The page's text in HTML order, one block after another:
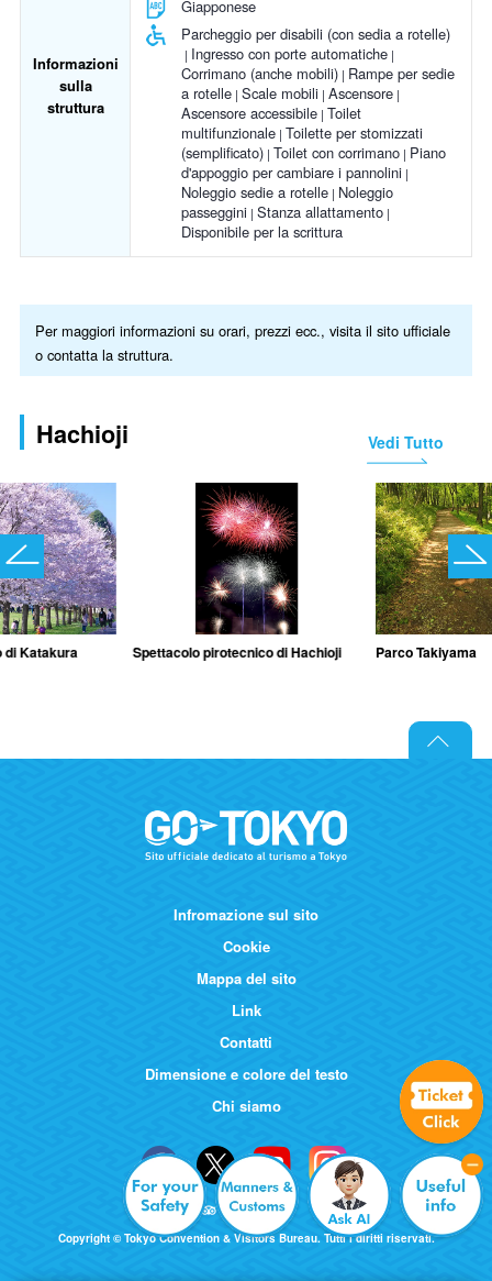
Informazioni
sulla
struttura
Giapponese
Parcheggio per disabili (con sedia a rotelle)
Ingresso con porte automatiche
Corrimano (anche mobili) Rampe per sedie
a rotelle Scale mobili Ascensore
Ascensore accessibile Toilet
multifunzionale Toilette per stomizzati
(semplificato) Toilet con corrimano Piano
d'appoggio per cambiare i pannolini
Noleggio sedie a rotelle Noleggio
passeggini Stanza allattamento
Disponibile per la scrittura
Per maggiori informazioni su orari, prezzi ecc., visita il sito ufficiale
o contatta la struttura.
Hachioji Vedi Tutto
di Katakura Spettacolo pirotecnico di Hachioji Parco Takiyama
Infromazione sul sito
Cookie
Mappa del sito
Link
Contatti
Dimensione e colore del testo
Chi siamo
Copyright © Tokyo Convention & Visitors Bureau. Tutti i diritti riservati.